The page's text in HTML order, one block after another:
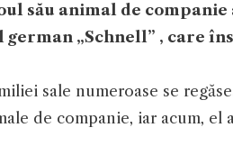
său animal de
„Schnell” , care
sale numeroase se
de companie, iar acum, el